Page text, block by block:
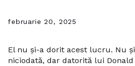
februarie 20, 2025
El nu și-a dorit acest lucru. Nu
niciodată, dar datorită lui